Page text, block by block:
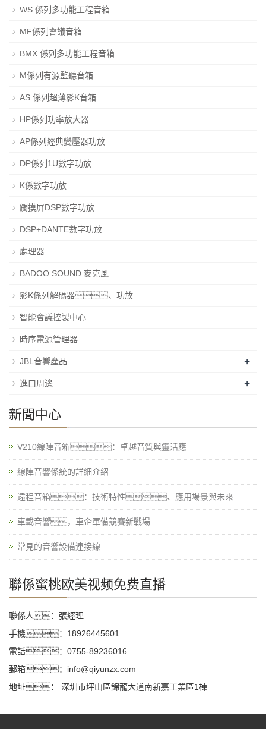
WS 係列多功能工程音箱
MF係列會議音箱
BMX 係列多功能工程音箱
M係列有源監聽音箱
AS 係列超薄影K音箱
HP係列功率放大器
AP係列經典變壓器功放
DP係列1U數字功放
K係數字功放
觸摸屏DSP數字功放
DSP+DANTE數字功放
處理器
BADOO SOUND 麥克風
影K係列解碼器、功放
智能會議控製中心
時序電源管理器
JBL音響產品 +
進口周邊 +
新聞中心
V210線陣音箱：卓越音質與靈活應
線陣音響係統的詳細介紹
遠程音箱：技術特性、應用場景與未來
車載音響，車企軍備競賽新戰場
常見的音響設備連接線
聯係蜜桃欧美视频免费直播
聯係人：張經理
手機：18926445601
電話：0755-89236016
郵箱：info@qiyunzx.com
地址： 深圳市坪山區錦龍大道南新嘉工業區1棟